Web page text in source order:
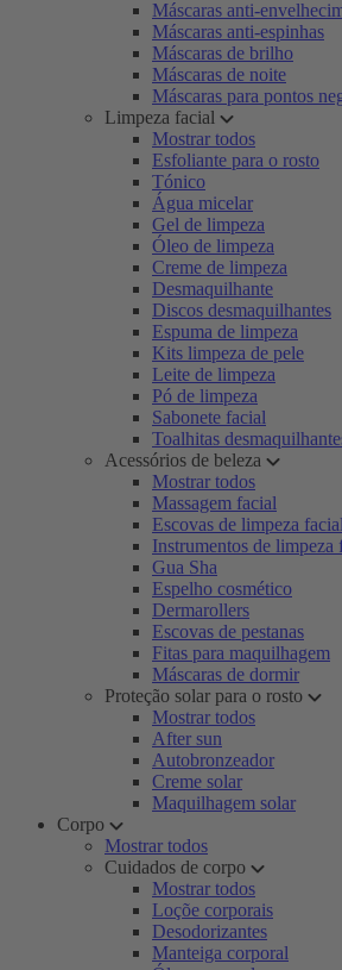
Máscaras anti-
Máscaras anti-espinhas
Máscaras de brilho
Máscaras de noite
Máscaras para pontos
Limpeza facial
Mostrar todos
Esfoliante para o rosto
Tónico
Água micelar
Gel de limpeza
Óleo de limpeza
Creme de limpeza
Desmaquilhante
Discos desmaquilhantes
Espuma de limpeza
Kits limpeza de pele
Leite de limpeza
Pó de limpeza
Sabonete facial
Toalhitas
Acessórios de beleza
Mostrar todos
Massagem facial
Escovas de limpeza facial
Instrumentos de limpeza
Gua Sha
Espelho cosmético
Dermarollers
Escovas de pestanas
Fitas para maquilhagem
Máscaras de dormir
Proteção solar para o rosto
Mostrar todos
After sun
Autobronzeador
Creme solar
Maquilhagem solar
Corpo
Mostrar todos
Cuidados de corpo
Mostrar todos
Loçõe corporais
Desodorizantes
Manteiga corporal